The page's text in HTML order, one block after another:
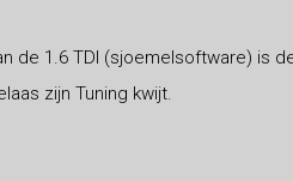
de 1.6 TDI (sjoemelsoftware) is
zijn Tuning kwijt.